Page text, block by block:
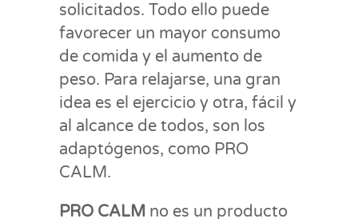
solicitados. Todo ello puede
favorecer un mayor consumo
de comida y el aumento de
peso. Para relajarse, una gran
idea es el ejercicio y otra, fácil y
al alcance de todos, son los
adaptógenos, como PRO
CALM.
PRO CALM no es un producto